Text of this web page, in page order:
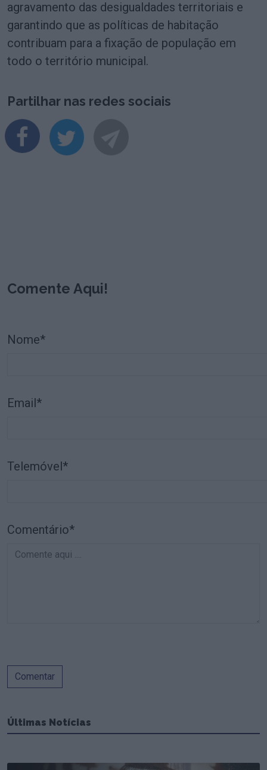
agravamento das desigualdades territoriais e
garantindo que as políticas de habitação
contribuam para a fixação de população em
todo o território municipal.
Partilhar nas redes sociais
Comente Aqui!
Nome*
Email*
Telemóvel*
Comentário*
Comentar
Últimas Notícias